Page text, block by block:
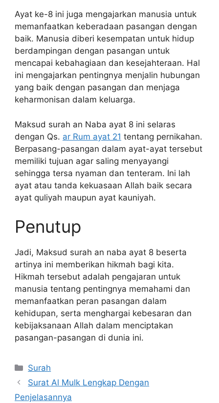
Ayat ke-8 ini juga mengajarkan manusia untuk
memanfaatkan keberadaan pasangan dengan
baik. Manusia diberi kesempatan untuk hidup
berdampingan dengan pasangan untuk
mencapai kebahagiaan dan kesejahteraan. Hal
ini mengajarkan pentingnya menjalin hubungan
yang baik dengan pasangan dan menjaga
keharmonisan dalam keluarga.
Maksud surah an Naba ayat 8 ini selaras
dengan Qs. ar Rum ayat 21 tentang pernikahan.
Berpasang-pasangan dalam ayat-ayat tersebut
memiliki tujuan agar saling menyayangi
sehingga tersa nyaman dan tenteram. Ini lah
ayat atau tanda kekuasaan Allah baik secara
ayat quliyah maupun ayat kauniyah.
Penutup
Jadi, Maksud surah an naba ayat 8 beserta
artinya ini memberikan hikmah bagi kita.
Hikmah tersebut adalah pengajaran untuk
manusia tentang pentingnya memahami dan
memanfaatkan peran pasangan dalam
kehidupan, serta menghargai kebesaran dan
kebijaksanaan Allah dalam menciptakan
pasangan-pasangan di dunia ini.
Kategori
Surah
Surat Al Mulk Lengkap Dengan
Penjelasannya